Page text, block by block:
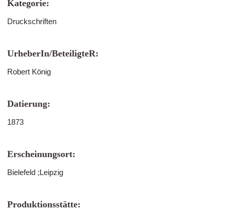
Kategorie:
Druckschriften
UrheberIn/BeteiligteR:
Robert König
Datierung:
1873
Erscheinungsort:
Bielefeld ;Leipzig
Produktionsstätte: